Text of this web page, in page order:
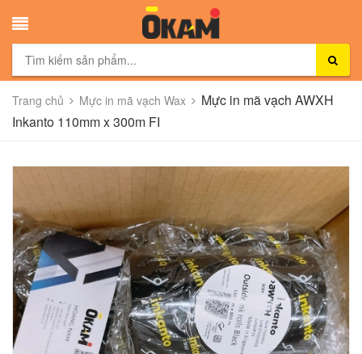
Trang chủ Mực in mã vạch Wax
Mực in mã vạch AWXH
Inkanto 110mm x 300m FI